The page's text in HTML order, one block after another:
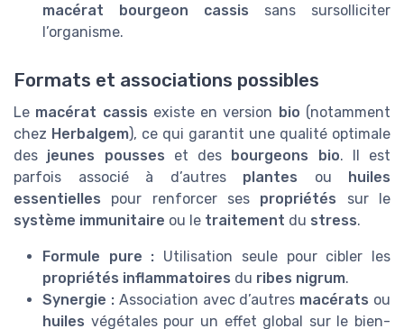
macérat bourgeon cassis sans sursolliciter
l’organisme.
Formats et associations possibles
Le macérat cassis existe en version bio (notamment
chez Herbalgem), ce qui garantit une qualité optimale
des jeunes pousses et des bourgeons bio. Il est
parfois associé à d’autres plantes ou huiles
essentielles pour renforcer ses propriétés sur le
système immunitaire ou le traitement du stress.
Formule pure : Utilisation seule pour cibler les
propriétés inflammatoires du ribes nigrum.
Synergie :Association avec d’autres macérats ou
huiles végétales pour un effet global sur le bien-